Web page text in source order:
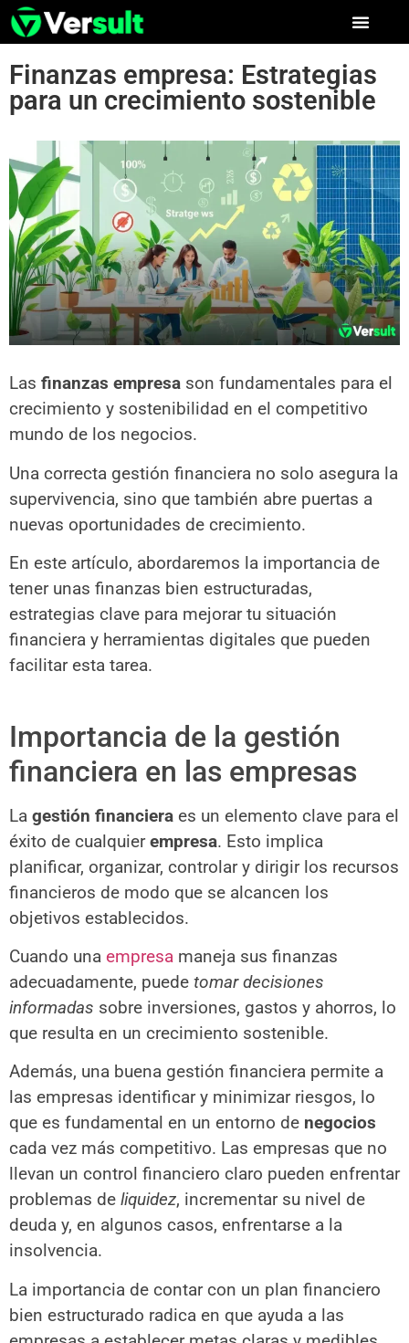
Finanzas empresa: Estrategias
para un crecimiento sostenible
Las finanzas empresa son fundamentales para el
crecimiento y sostenibilidad en el competitivo
mundo de los negocios.
Una correcta gestión financiera no solo asegura la
supervivencia, sino que también abre puertas a
nuevas oportunidades de crecimiento.
En este artículo, abordaremos la importancia de
tener unas finanzas bien estructuradas,
estrategias clave para mejorar tu situación
financiera y herramientas digitales que pueden
facilitar esta tarea.
Importancia de la gestión
financiera en las empresas
La gestión financiera es un elemento clave para el
éxito de cualquierempresa. Esto implica
planificar, organizar, controlar y dirigir los recursos
financieros de modo que se alcancen los
objetivos establecidos.
Cuando una empresa maneja sus finanzas
adecuadamente, puede tomar decisiones
informadas sobre inversiones, gastos y ahorros, lo
que resulta en un crecimiento sostenible.
Además, una buena gestión financiera permite a
las empresas identificar y minimizar riesgos, lo
que es fundamental en un entorno de negocios
cada vez más competitivo. Las empresas que no
llevan un control financiero claro pueden enfrentar
problemas de liquidez, incrementar su nivel de
deuda y, en algunos casos, enfrentarse a la
insolvencia.
La importancia de contar con un plan financiero
bien estructurado radica en que ayuda a las